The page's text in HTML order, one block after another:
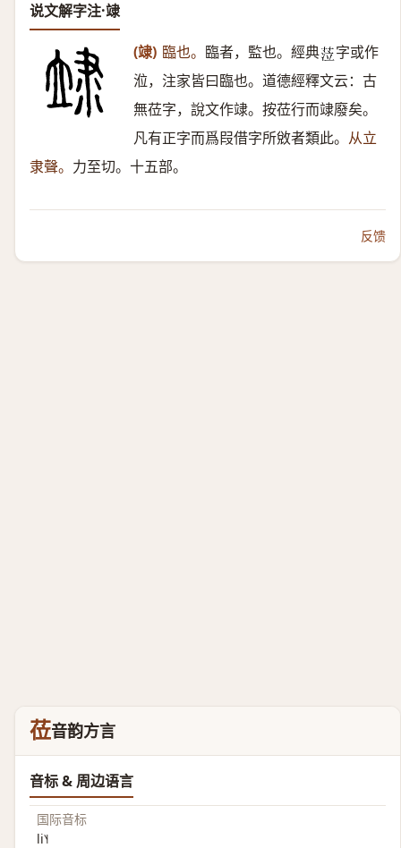
说文解字注·䇐
(䇐) 臨也。 臨者，監也。經典𦲷字或作
涖，注家皆曰臨也。道德經釋文云：古
無莅字，說文作䇐。按莅行而䇐廢矣。
凡有正字而爲叚借字所敓者類此。 从立
隶聲。 力至切。十五部。
反馈
莅音韵方言
音标 & 周边语言
国际音标
li˥˧